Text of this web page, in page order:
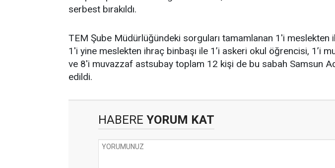
serbest bırakıldı.
TEM Şube Müdürlüğündeki sorguları tamamlanan 1'i meslekten
1'i yine meslekten ihraç binbaşı ile 1’i askeri okul öğrencisi, 1’i
ve 8'i muvazzaf astsubay toplam 12 kişi de bu sabah Samsun
edildi.
HABERE YORUM KAT